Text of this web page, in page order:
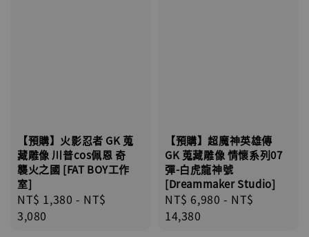
【預購】火影忍者 GK 蒐
藏雕像 川普cos佩恩 奇
襲火之國 [FAT BOY工作
室]
Regular
price
NT$ 1,380 - NT$
3,080
【預購】超魔神英雄傳
GK 蒐藏雕像 情懷系列07
彈-白虎龍神號
[Dreammaker Studio]
Regular
price
NT$ 6,980 - NT$
14,380